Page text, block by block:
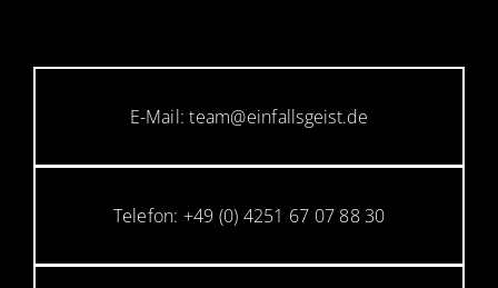
E-Mail: team@einfallsgeist.de
Telefon: +49 (0) 4251 67 07 88 30